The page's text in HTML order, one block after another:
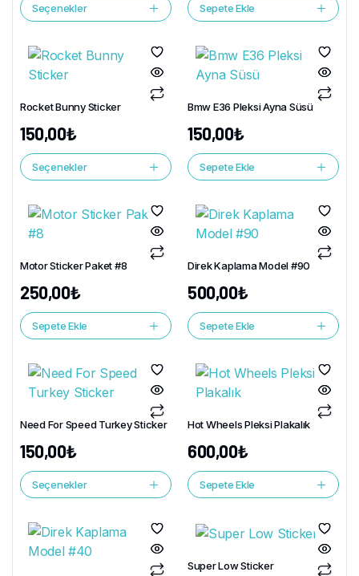
Seçenekler Sepete Ekle
Rocket Bunny Sticker
150,00₺
Seçenekler
Bmw E36 Pleksi Ayna Süsü
150,00₺
Sepete Ekle
Motor Sticker Paket #8
250,00₺
Sepete Ekle
Direk Kaplama Model #90
500,00₺
Sepete Ekle
Need For Speed Turkey Sticker
150,00₺
Seçenekler
Hot Wheels Pleksi Plakalık
600,00₺
Sepete Ekle
Super Low Sticker